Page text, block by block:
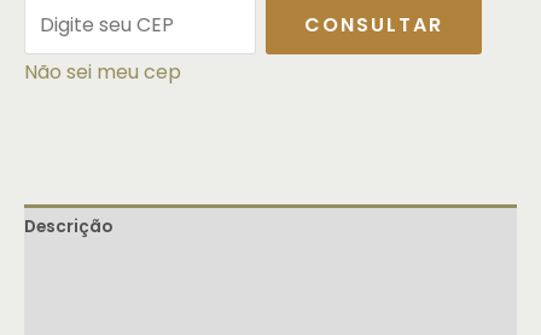
CONSULTAR
Não sei meu cep
Descrição